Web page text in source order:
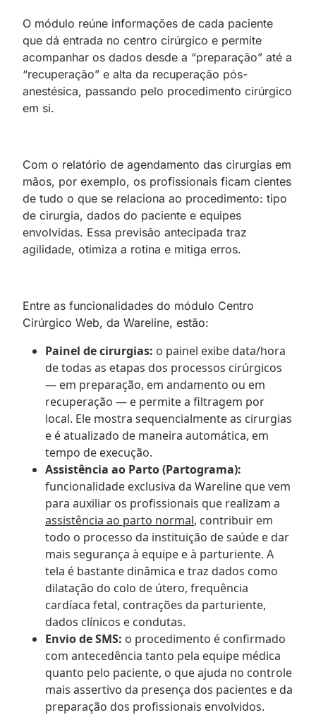
O módulo reúne informações de cada paciente
que dá entrada no centro cirúrgico e permite
acompanhar os dados desde a “preparação” até a
“recuperação” e alta da recuperação pós-
anestésica, passando pelo procedimento cirúrgico
em si.
Com o relatório de agendamento das cirurgias em
mãos, por exemplo, os profissionais ficam cientes
de tudo o que se relaciona ao procedimento: tipo
de cirurgia, dados do paciente e equipes
envolvidas. Essa previsão antecipada traz
agilidade, otimiza a rotina e mitiga erros.
Entre as funcionalidades do módulo Centro
Cirúrgico Web, da Wareline, estão:
Painel de cirurgias: o painel exibe data/hora
de todas as etapas dos processos cirúrgicos
— em preparação, em andamento ou em
recuperação — e permite a filtragem por
local. Ele mostra sequencialmente as cirurgias
e é atualizado de maneira automática, em
tempo de execução.
Assistência ao Parto (Partograma):
funcionalidade exclusiva da Wareline que vem
para auxiliar os profissionais que realizam a
assistência ao parto normal, contribuir em
todo o processo da instituição de saúde e dar
mais segurança à equipe e à parturiente. A
tela é bastante dinâmica e traz dados como
dilatação do colo de útero, frequência
cardíaca fetal, contrações da parturiente,
dados clínicos e condutas.
Envio de SMS: o procedimento é confirmado
com antecedência tanto pela equipe médica
quanto pelo paciente, o que ajuda no controle
mais assertivo da presença dos pacientes e da
preparação dos profissionais envolvidos.